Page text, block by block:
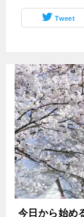
Tweet
今日から始め